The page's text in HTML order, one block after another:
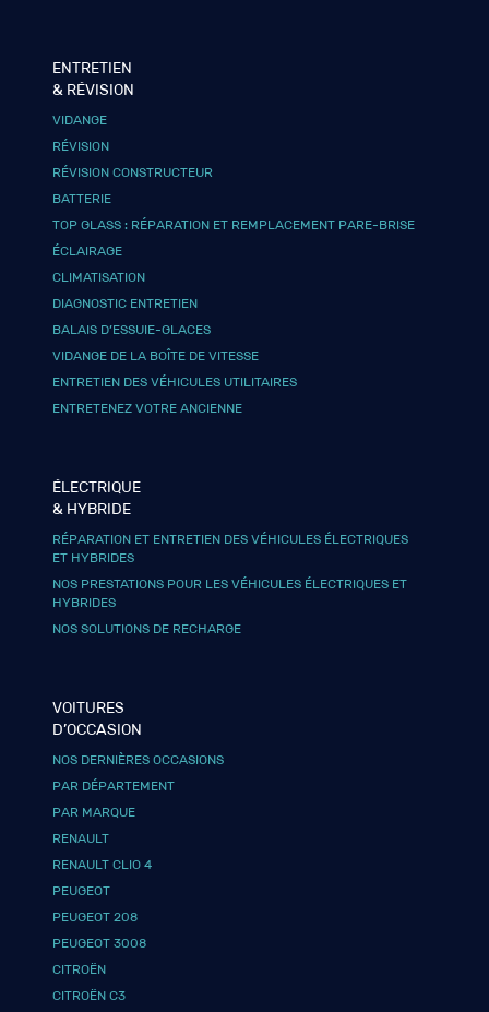
ENTRETIEN
& RÉVISION
VIDANGE
RÉVISION
RÉVISION CONSTRUCTEUR
BATTERIE
TOP GLASS : RÉPARATION ET REMPLACEMENT PARE-BRISE
ÉCLAIRAGE
CLIMATISATION
DIAGNOSTIC ENTRETIEN
BALAIS D’ESSUIE-GLACES
VIDANGE DE LA BOÎTE DE VITESSE
ENTRETIEN DES VÉHICULES UTILITAIRES
ENTRETENEZ VOTRE ANCIENNE
ÉLECTRIQUE
& HYBRIDE
RÉPARATION ET ENTRETIEN DES VÉHICULES ÉLECTRIQUES
ET HYBRIDES
NOS PRESTATIONS POUR LES VÉHICULES ÉLECTRIQUES ET
HYBRIDES
NOS SOLUTIONS DE RECHARGE
VOITURES
D’OCCASION
NOS DERNIÈRES OCCASIONS
PAR DÉPARTEMENT
PAR MARQUE
RENAULT
RENAULT CLIO 4
PEUGEOT
PEUGEOT 208
PEUGEOT 3008
CITROËN
CITROËN C3